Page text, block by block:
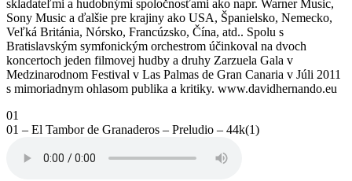
skladateľmi a hudobnými spoločnosťami ako napr. Warner Music,
Sony Music a ďalšie pre krajiny ako USA, Španielsko, Nemecko,
Veľká Británia, Nórsko, Francúzsko, Čína, atd.. Spolu s
Bratislavským symfonickým orchestrom účinkoval na dvoch
koncertoch jeden filmovej hudby a druhy Zarzuela Gala v
Medzinarodnom Festival v Las Palmas de Gran Canaria v Júli 2011
s mimoriadnym ohlasom publika a kritiky. www.davidhernando.eu
01
01 – El Tambor de Granaderos – Preludio – 44k(1)